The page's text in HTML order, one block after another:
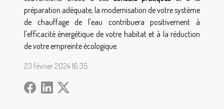
préparation adéquate, la modernisation de votre système
de chauffage de l'eau contribuera positivement à
l'efficacité énergétique de votre habitat et à la réduction
de votre empreinte écologique.
23 février 2024 16:35